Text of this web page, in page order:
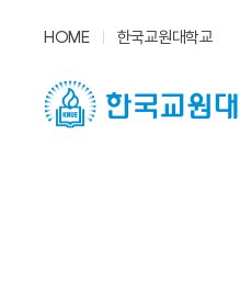
HOME 한국교원대학교